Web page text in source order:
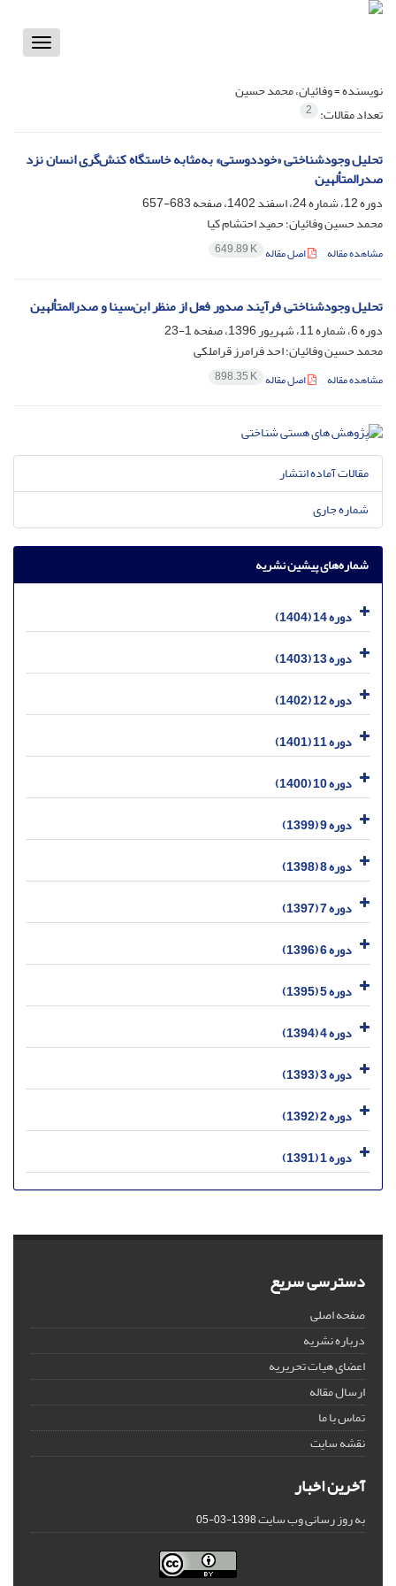
Toggle
نویسنده =وفائیان، محمد حسین
تعداد مقالات: 2
تحلیل وجودشناختی «خوددوستی» به‌مثابه خاستگاه کنش‌گری انسان نزد
صدرالمتألهین
دوره 12، شماره 24، اسفند 1402، صفحه
683-657
محمد حسین وفائیان؛ حمید احتشام کیا
مشاهده مقاله اصل مقاله 649.89 K
تحلیل وجودشناختی فرآیند صدور فعل از منظر ابن‌سینا و صدرالمتألهین
دوره 6، شماره 11، شهریور 1396، صفحه
1-23
محمد حسین وفائیان؛ احد فرامرز قراملکی
مشاهده مقاله اصل مقاله 898.35 K
مقالات آماده انتشار
شماره جاری
شماره‌های پیشین نشریه
دوره 14 (1404)
دوره 13 (1403)
دوره 12 (1402)
دوره 11 (1401)
دوره 10 (1400)
دوره 9 (1399)
دوره 8 (1398)
دوره 7 (1397)
دوره 6 (1396)
دوره 5 (1395)
دوره 4 (1394)
دوره 3 (1393)
دوره 2 (1392)
دوره 1 (1391)
دسترسی سریع
صفحه اصلی
درباره نشریه
اعضای هیات تحریریه
ارسال مقاله
تماس با ما
نقشه سایت
آخرین اخبار
به روز رسانی وب سایت1398-03-05